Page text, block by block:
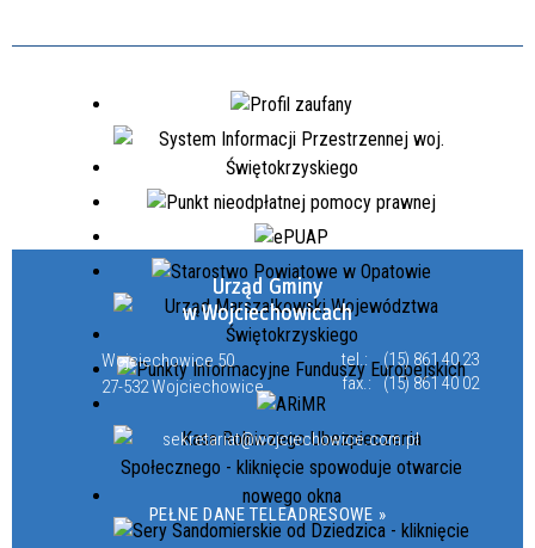
Urząd Gminy
w Wojciechowicach
Wojciechowice 50
27-532 Wojciechowice
tel.:
(15) 861 40 23
fax.:
(15) 861 40 02
sekretariat@wojciechowice.com.pl
PEŁNE DANE TELEADRESOWE »